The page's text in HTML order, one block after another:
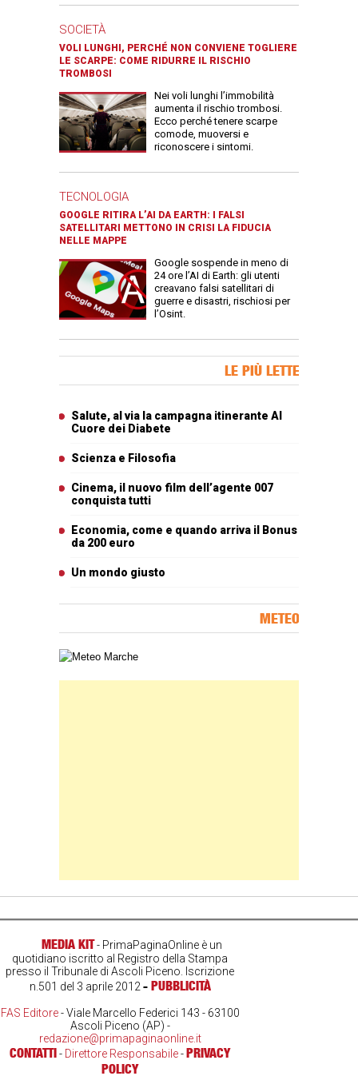
SOCIETÀ
VOLI LUNGHI, PERCHÉ NON CONVIENE TOGLIERE
LE SCARPE: COME RIDURRE IL RISCHIO
TROMBOSI
Nei voli lunghi l’immobilità
aumenta il rischio trombosi.
Ecco perché tenere scarpe
comode, muoversi e
riconoscere i sintomi.
TECNOLOGIA
GOOGLE RITIRA L’AI DA EARTH: I FALSI
SATELLITARI METTONO IN CRISI LA FIDUCIA
NELLE MAPPE
Google sospende in meno di
24 ore l’AI di Earth: gli utenti
creavano falsi satellitari di
guerre e disastri, rischiosi per
l’Osint.
LE PIÙ LETTE
Salute, al via la campagna itinerante Al
Cuore dei Diabete
Scienza e Filosofia
Cinema, il nuovo film dell’agente 007
conquista tutti
Economia, come e quando arriva il Bonus
da 200 euro
Un mondo giusto
METEO
Carta meteorologica delle Marche
MEDIA KIT- PrimaPaginaOnline è un
quotidiano iscritto al Registro della Stampa
presso il Tribunale di Ascoli Piceno. Iscrizione
n.501 del 3 aprile 2012 - PUBBLICITÀ
FAS Editore- Viale Marcello Federici 143 - 63100
Ascoli Piceno (AP) -
redazione@primapaginaonline.it
CONTATTI- Direttore Responsabile-PRIVACY
POLICY